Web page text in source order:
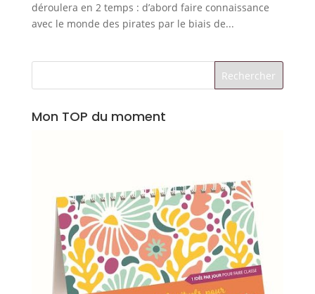
déroulera en 2 temps : d’abord faire connaissance
avec le monde des pirates par le biais de...
Mon TOP du moment